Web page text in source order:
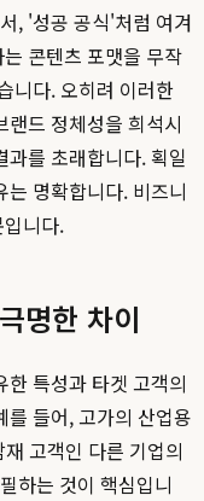
, '성공 공식'처럼 여겨
콘텐츠 포맷을 무작
니다. 오히려 이러한
드 정체성을 희석시
를 초래합니다. 획일
명확합니다. 비즈니
니다.
명한 차이
특성과 타겟 고객의
들어, 고가의 산업용
재 고객인 다른 기업의
하는 것이 핵심입니